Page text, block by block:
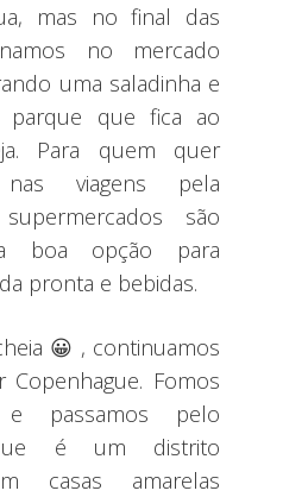
mas no final das
no mercado
uma saladinha e
parque que fica ao
Para quem quer
nas viagens pela
são
boa opção para
pronta e bebidas.
😀 , continuamos
Fomos
e passamos pelo
é um distrito
casas amarelas